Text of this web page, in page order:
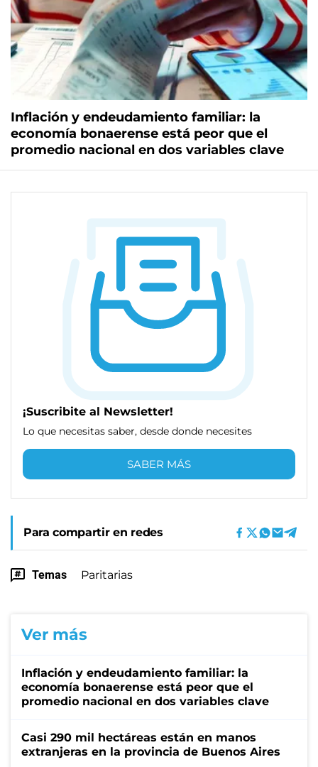
Inflación y endeudamiento familiar: la
economía bonaerense está peor que el
promedio nacional en dos variables clave
¡Suscribite al Newsletter!
Lo que necesitas saber, desde donde necesites
SABER MÁS
Para compartir en redes
Temas Paritarias
Ver más
Inflación y endeudamiento familiar: la
economía bonaerense está peor que el
promedio nacional en dos variables clave
Casi 290 mil hectáreas están en manos
extranjeras en la provincia de Buenos Aires